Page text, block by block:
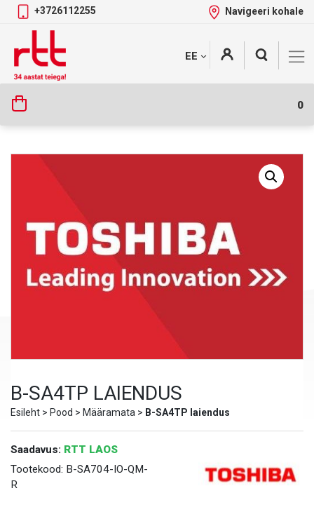
Skip
content
+3726112255 Navigeeri kohale
EE
0
Tootekategooriad +
B-SA4TP LAIENDUS
Esileht > Pood > Määramata > B-SA4TP laiendus
Saadavus: RTT LAOS
Tootekood: B-SA704-IO-QM-
R